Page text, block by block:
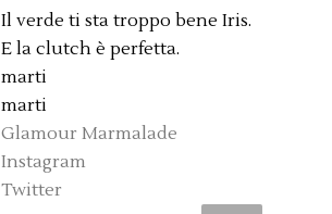
Il verde ti sta troppo bene Iris.
E la clutch è perfetta.
marti
marti
Glamour Marmalade
Instagram
Twitter